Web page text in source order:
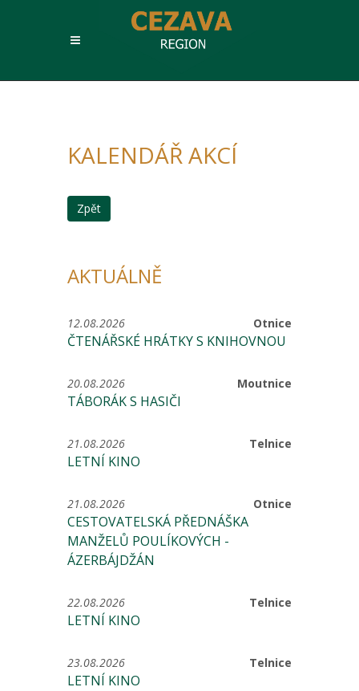
KALENDÁŘ AKCÍ
Zpět
AKTUÁLNĚ
Otnice
12.08.2026
ČTENÁŘSKÉ HRÁTKY S KNIHOVNOU
Moutnice
20.08.2026
TÁBORÁK S HASIČI
Telnice
21.08.2026
LETNÍ KINO
Otnice
21.08.2026
CESTOVATELSKÁ PŘEDNÁŠKA
MANŽELŮ POULÍKOVÝCH -
ÁZERBÁJDŽÁN
Telnice
22.08.2026
LETNÍ KINO
Telnice
23.08.2026
LETNÍ KINO